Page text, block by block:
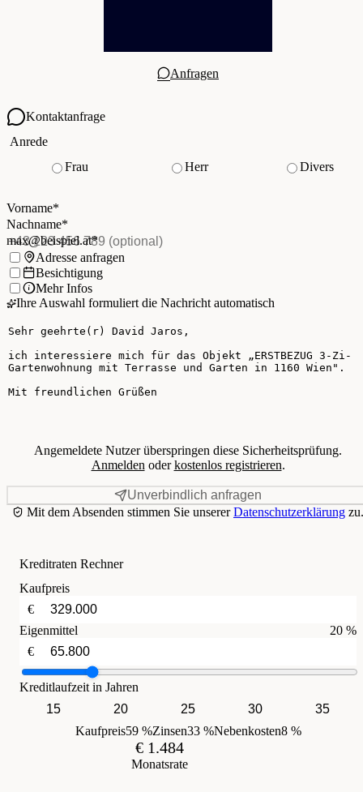
Anfragen
Kontaktanfrage
Ihre Kontaktdaten
Anrede
Frau
Herr
Divers
Vorname*
Nachname
Nachname*
E-Mail*(Pflichtfeld)
max@beispiel.at*
Telefon(optional)
Ich möchte:Adresse anfragen
Besichtigung
Mehr Infos
Ihre Auswahl formuliert die Nachricht automatisch
Ihre Nachricht
Angemeldete Nutzer überspringen diese Sicherheitsprüfung.
Anmelden oderkostenlos registrieren.
Unverbindlich anfragen
Mit dem Absenden stimmen Sie unsererDatenschutzerklärung zu.
Kreditraten Rechner
Kaufpreis
€
Eigenmittel
20 %
€
Kreditlaufzeit in Jahren
15
20 25 30
35
Kaufpreis59 %Zinsen33 %Nebenkosten8 %
€ 1.484
Monatsrate